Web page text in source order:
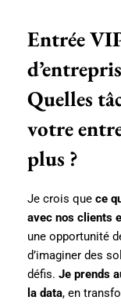
Entrée
Quelles
votre
plus ?
Je crois que ce
avec nos clients
une opportunité
d’imaginer des
défis. Je prends
la data, en